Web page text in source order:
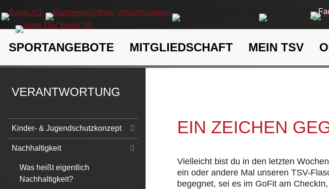
Navigation
überspringen
SPORTANGEBOTE MITGLIEDSCHAFT MEIN TSV
EIN ZEICHEN
Vielleicht bist du in den letzten
ein oder andere Mal unseren TSV-
begegnet, sei es im GoFit am
VERANTWORTUNG
Navigation
überspringen
Kinder- & Jugendschutzkonzept
Nachhaltigkeit
Was heißt eigentlich
Nachhaltigkeit?